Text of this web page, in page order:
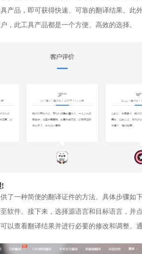
产品，即可获得快速、可靠的翻译结果。
，此工具产品都是一个方便、高效的选择。
!
了一种简便的翻译证件的方法。具体步骤
软件。接下来，选择源语言和目标语言，并
以查看翻译结果并进行必要的修改和调整